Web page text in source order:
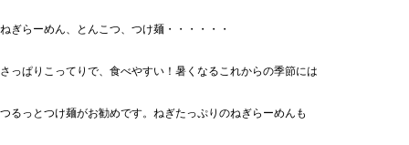
ねぎらーめん、とんこつ、つけ麺・・・・・・
さっぱりこってりで、食べやすい！暑くなるこれからの季節には
つるっとつけ麺がお勧めです。ねぎたっぷりのねぎらーめんも